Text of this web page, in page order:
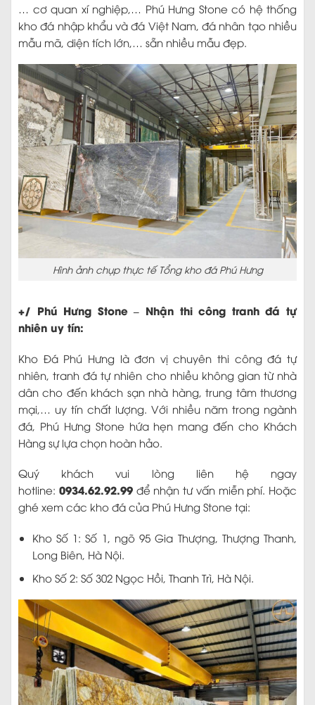
… cơ quan xí nghiệp,… Phú Hưng Stone có hệ thống
kho đá nhập khẩu và đá Việt Nam, đá nhân tạo nhiều
mẫu mã, diện tích lớn,… sẵn nhiều mẫu đẹp.
Hình ảnh chụp thực tế Tổng kho đá Phú Hưng
+/ Phú Hưng Stone – Nhận thi công tranh đá tự
nhiên uy tín:
Kho Đá Phú Hưng là đơn vị chuyên thi công đá tự
nhiên, tranh đá tự nhiên cho nhiều không gian từ nhà
dân cho đến khách sạn nhà hàng, trung tâm thương
mại,… uy tín chất lượng. Với nhiều năm trong ngành
đá, Phú Hưng Stone hứa hẹn mang đến cho Khách
Hàng sự lựa chọn hoàn hảo.
Quý khách vui lòng liên hệ ngay
hotline: 0934.62.92.99để nhận tư vấn miễn phí. Hoặc
ghé xem các kho đá của Phú Hưng Stone tại:
Kho Số 1: Số 1, ngõ 95 Gia Thượng, Thượng Thanh,
Long Biên, Hà Nội.
Kho Số 2: Số 302 Ngọc Hồi, Thanh Trì, Hà Nội.